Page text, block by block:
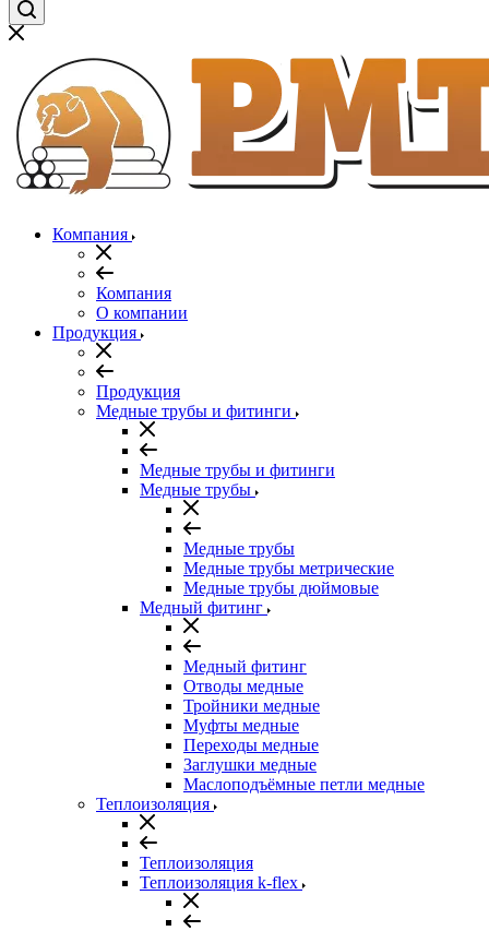
Компания
Компания
О компании
Продукция
Продукция
Медные трубы и фитинги
Медные трубы и фитинги
Медные трубы
Медные трубы
Медные трубы метрические
Медные трубы дюймовые
Медный фитинг
Медный фитинг
Отводы медные
Тройники медные
Муфты медные
Переходы медные
Заглушки медные
Маслоподъёмные петли медные
Теплоизоляция
Теплоизоляция
Теплоизоляция k-flex